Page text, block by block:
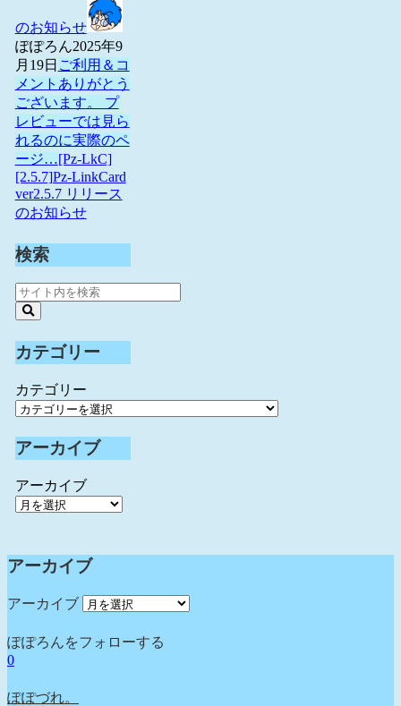
のお知らせ
ぽぽろん2025年9
月19日 ご利用＆コ
メントありがとう
ございます。 プ
レビューでは見ら
れるのに実際のペ
ージ…[Pz-LkC]
[2.5.7]Pz-LinkCard
ver2.5.7 リリース
のお知らせ
検索
カテゴリー
カテゴリー
アーカイブ
アーカイブ
アーカイブ
アーカイブ
ぽぽろんをフォローする
0
ぽぽづれ。